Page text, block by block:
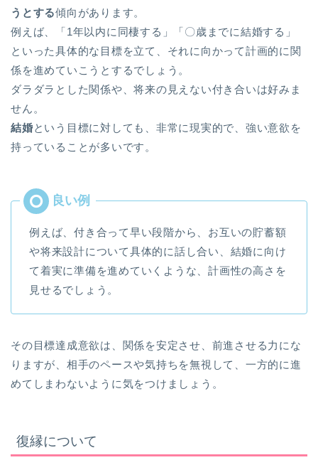
うとする傾向があります。
例えば、「1年以内に同棲する」「〇歳までに結婚する」
といった具体的な目標を立て、それに向かって計画的に関
係を進めていこうとするでしょう。
ダラダラとした関係や、将来の見えない付き合いは好みま
せん。
結婚という目標に対しても、非常に現実的で、強い意欲を
持っていることが多いです。
例えば、付き合って早い段階から、お互いの貯蓄額
や将来設計について具体的に話し合い、結婚に向け
て着実に準備を進めていくような、計画性の高さを
見せるでしょう。
その目標達成意欲は、関係を安定させ、前進させる力にな
りますが、相手のペースや気持ちを無視して、一方的に進
めてしまわないように気をつけましょう。
復縁について